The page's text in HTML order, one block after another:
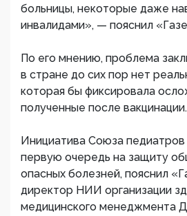
больницы, некоторые даже
инвалидами», — пояснил
По его мнению, проблема
в стране до сих пор нет
которая бы фиксировала
полученные после вакцинации.
Инициатива Союза педиатров
первую очередь на защиту
опасных болезней, пояснил
директор НИИ организации
медицинского менеджмента